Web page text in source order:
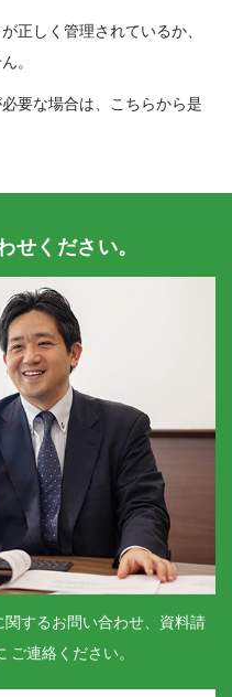
正しく管理されているか、
。
要な場合は、こちらから是
せください。
するお問い合わせ、資料請
連絡ください。